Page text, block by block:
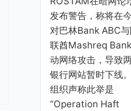
发布警告，称将在
对巴林Bank ABC
联酋Mashreq
动网络攻击，导致
银行网站暂时下线
组织声称此举是
“Operation Haft